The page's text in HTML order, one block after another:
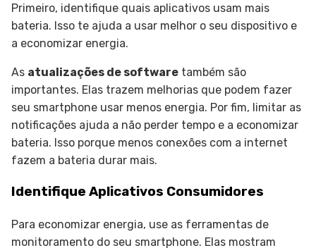
Primeiro, identifique quais aplicativos usam mais
bateria. Isso te ajuda a usar melhor o seu dispositivo e
a economizar energia.
As atualizações de software também são
importantes. Elas trazem melhorias que podem fazer
seu smartphone usar menos energia. Por fim, limitar as
notificações ajuda a não perder tempo e a economizar
bateria. Isso porque menos conexões com a internet
fazem a bateria durar mais.
Identifique Aplicativos Consumidores
Para economizar energia, use as ferramentas de
monitoramento do seu smartphone. Elas mostram